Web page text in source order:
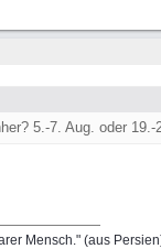
5.-7. Aug. oder 19.-
Mensch." (aus